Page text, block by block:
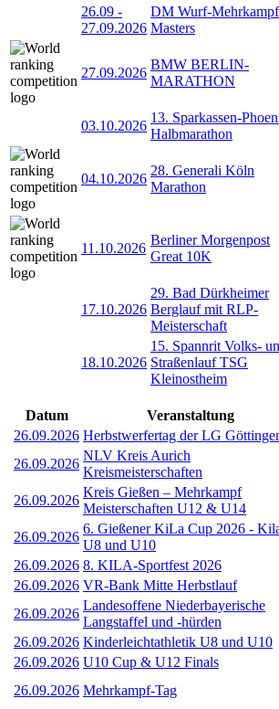
26.09 -
27.09.2026
DM Wurf-Mehrkampf
Masters
27.09.2026
BMW BERLIN-
MARATHON
03.10.2026
13. Sparkassen-
Halbmarathon
04.10.2026
28. Generali Köln
Marathon
11.10.2026
Berliner Morgenpost
Great 10K
17.10.2026
29. Bad Dürkheimer
Berglauf mit RLP-
Meisterschaft
18.10.2026
15. Spannrit Volks-
Straßenlauf TSG
Kleinostheim
Datum Veranstaltung
26.09.2026 Herbstwerfertag der LG
26.09.2026
NLV Kreis Aurich
Kreismeisterschaften
26.09.2026
Kreis Gießen – Mehrkampf
Meisterschaften U12 & U14
26.09.2026
6. Gießener KiLa Cup 2026 -
U8 und U10
26.09.2026 8. KILA-Sportfest 2026
26.09.2026 VR-Bank Mitte Herbstlauf
26.09.2026
Landesoffene Niederbayerische
Langstaffel und -hürden
26.09.2026 Kinderleichtathletik U8 und U10
26.09.2026 U10 Cup & U12 Finals
26.09.2026 Mehrkampf-Tag